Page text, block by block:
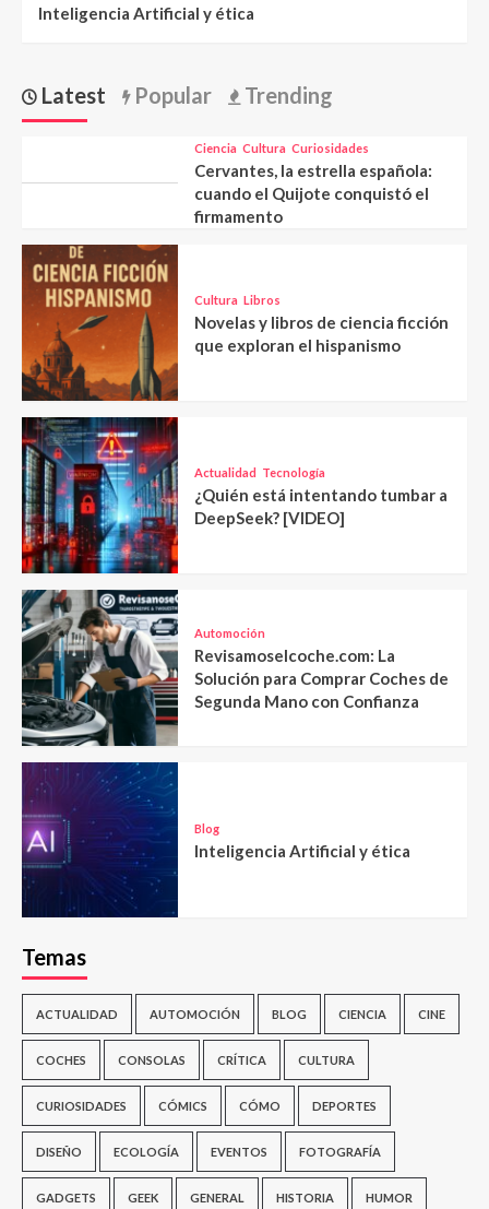
Inteligencia Artificial y ética
Latest Popular Trending
Ciencia Cultura Curiosidades
Cervantes, la estrella española:
cuando el Quijote conquistó el
firmamento
Cultura Libros
Novelas y libros de ciencia ficción
que exploran el hispanismo
Actualidad Tecnología
¿Quién está intentando tumbar a
DeepSeek? [VIDEO]
Automoción
Revisamoselcoche.com: La
Solución para Comprar Coches de
Segunda Mano con Confianza
Blog
Inteligencia Artificial y ética
Temas
ACTUALIDAD AUTOMOCIÓN BLOG CIENCIA CINE
COCHES CONSOLAS CRÍTICA CULTURA
CURIOSIDADES CÓMICS CÓMO DEPORTES
DISEÑO ECOLOGÍA EVENTOS FOTOGRAFÍA
GADGETS GEEK GENERAL HISTORIA HUMOR